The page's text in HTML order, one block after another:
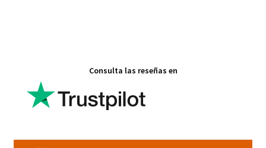
Consulta las reseñas en